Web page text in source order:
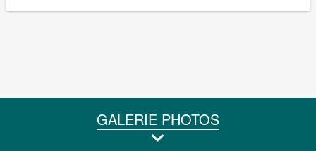
GALERIE PHOTOS